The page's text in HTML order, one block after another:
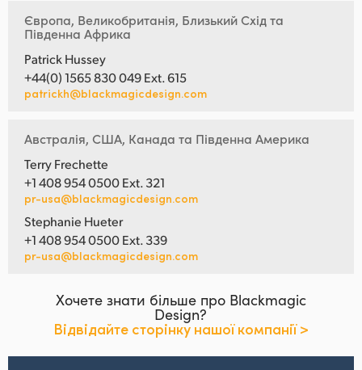
Європа, Великобританія, Близький Схід та
Південна Африка
Patrick Hussey
+44(0) 1565 830 049 Ext. 615
patrickh@blackmagicdesign.com
Австралія, США, Канада та Південна Америка
Terry Frechette
+1 408 954 0500 Ext. 321
pr-usa@blackmagicdesign.com
Stephanie Hueter
+1 408 954 0500 Ext. 339
pr-usa@blackmagicdesign.com
Хочете знати більше про Blackmagic
Design?
Відвідайте сторінку нашої компанії >